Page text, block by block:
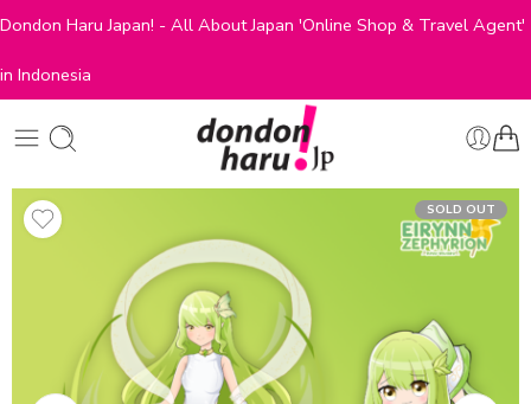
Dondon Haru Japan! - All About Japan 'Online Shop & Travel Agent'
in Indonesia
SOLD OUT